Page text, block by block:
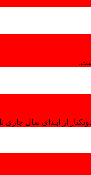
از ابتدای سال جاری